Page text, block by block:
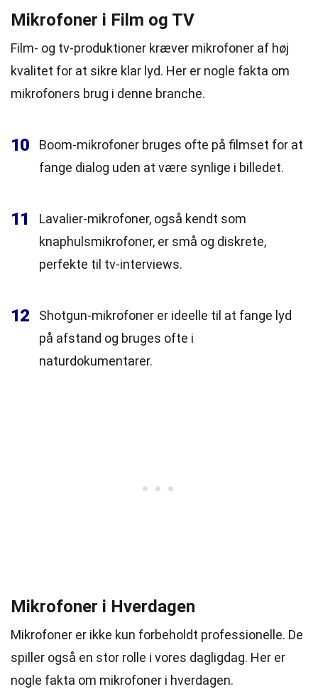
Mikrofoner i Film og TV
Film- og tv-produktioner kræver mikrofoner af høj
kvalitet for at sikre klar lyd. Her er nogle fakta om
mikrofoners brug i denne branche.
10
Boom-mikrofoner bruges ofte på filmset for at
fange dialog uden at være synlige i billedet.
11
Lavalier-mikrofoner, også kendt som
knaphulsmikrofoner, er små og diskrete,
perfekte til tv-interviews.
12
Shotgun-mikrofoner er ideelle til at fange lyd
på afstand og bruges ofte i
naturdokumentarer.
Mikrofoner i Hverdagen
Mikrofoner er ikke kun forbeholdt professionelle. De
spiller også en stor rolle i vores dagligdag. Her er
nogle fakta om mikrofoner i hverdagen.